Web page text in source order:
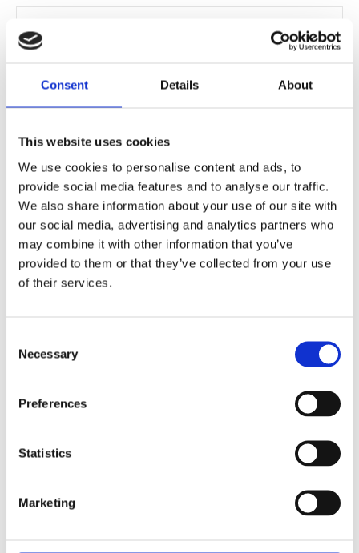
Consent Details About
This website uses cookies
We use cookies to personalise content and ads, to
provide social media features and to analyse our traffic.
We also share information about your use of our site with
our social media, advertising and analytics partners who
may combine it with other information that you’ve
provided to them or that they’ve collected from your use
of their services.
Selection
Necessary
Preferences
Statistics
Marketing
BESKRIVNING
Vacker hög dekorationsgran i guldfärgat glas
med glitter på toppen. En riktigt fin
inredningsdetalj till julen. Matcha gärna med den
större mindre för en fin helhet.
MÅTT OCH SPECIFIKATIONER
Visa alla produkter från Consilimo
RELATERADE PRODUKTER